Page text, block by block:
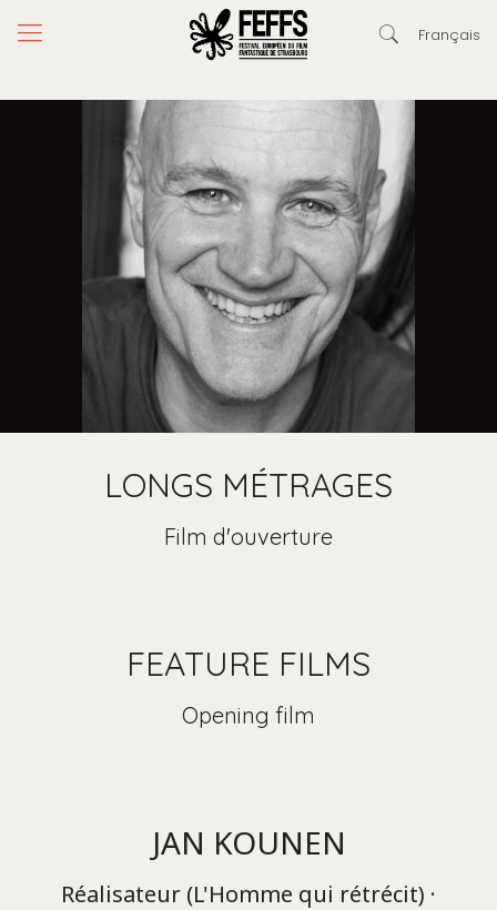
Français
LONGS MÉTRAGES
Film d'ouverture
FEATURE FILMS
Opening film
JAN KOUNEN
Réalisateur (L'Homme qui rétrécit) ·